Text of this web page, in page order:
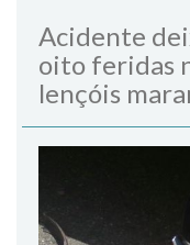
Acidente
oito feridas
lençóis